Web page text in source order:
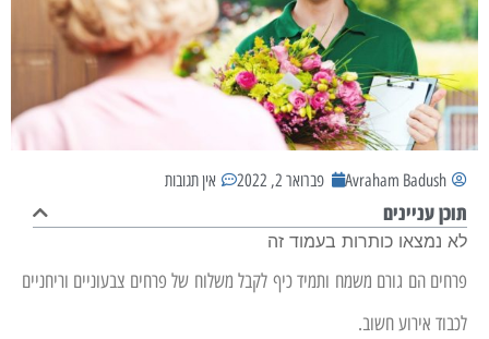
Avraham Badush פברואר 2, 2022 אין תגובות
תוכן עניינים
לא נמצאו כותרות בעמוד זה
פרחים הם גורם משמח ותמיד כיף לקבל משלוח של פרחים צבעוניים וריחניים
לכבוד אירוע חשוב.